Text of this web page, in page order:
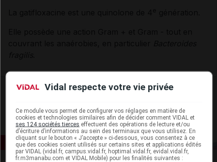
Vidal respecte votre vie privée
Ce module vous permet de configurer vos réglages en matière de
cookies et technologies similaires afin de décider comment VIDAL et
ses 124 sociétés tierces effectuent des opérations de lecture et/ou
d’écriture d’informations au sein des terminaux que vous utilisez. En
cliquant sur le bouton « J’accepte » ci-dessous, vous consentez à ce
que des cookies soient utilisés sur certains sites et applications édités
par VIDAL (vidal.fr, campus.vidal.fr, hoptimal.vidal.fr, evidal.vidal.fr,
fr.m3manabu.com et VIDAL Mobile) pour les finalités suivantes :